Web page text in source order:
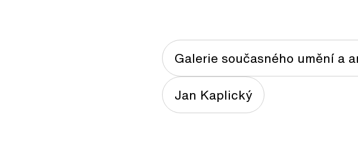
Galerie současného umění a
Jan Kaplický